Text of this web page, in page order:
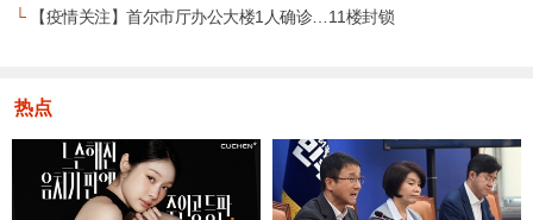
└【疫情关注】首尔市厅办公大楼1人确诊…11楼封锁
热点